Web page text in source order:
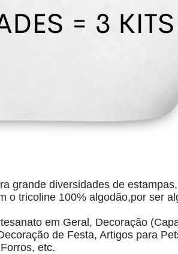
grande diversidades de
o tricoline 100% algodão,por ser
em Geral, Decoração
de Festa, Artigos para
etc.